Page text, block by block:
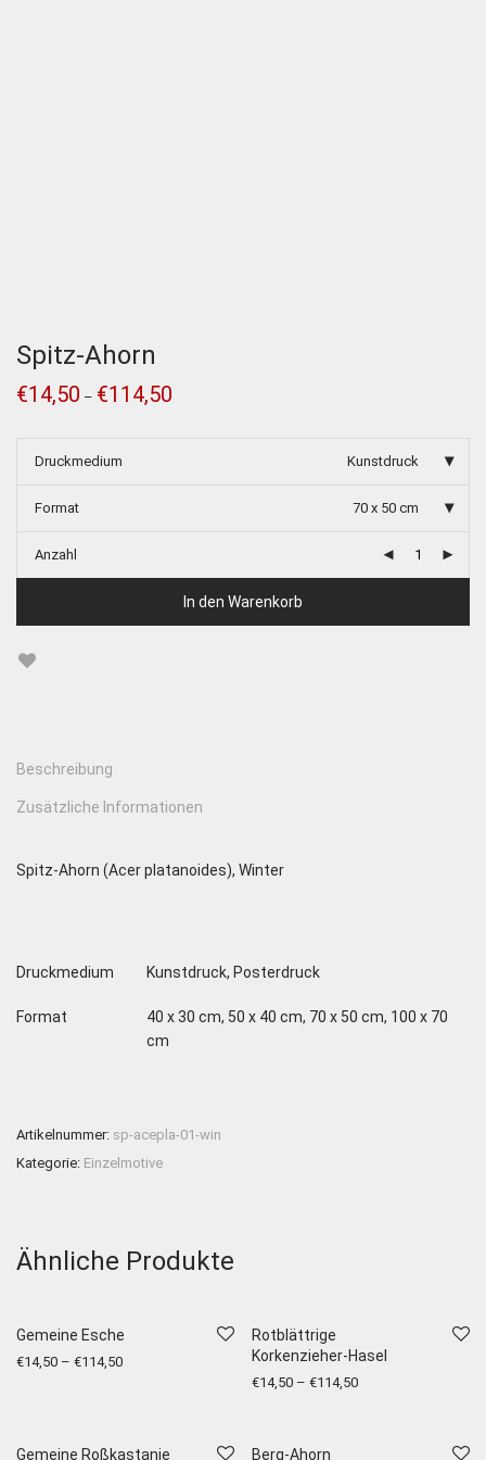
Spitz-Ahorn
€14,50 – €114,50
Druckmedium Kunstdruck
Format 70 x 50 cm
Anzahl
In den Warenkorb
Beschreibung
Zusätzliche Informationen
Spitz-Ahorn (Acer platanoides), Winter
Druckmedium Kunstdruck, Posterdruck
Format
40 x 30 cm, 50 x 40 cm, 70 x 50 cm, 100 x 70
cm
Artikelnummer: sp-acepla-01-win
Kategorie: Einzelmotive
Ähnliche Produkte
Gemeine Esche
€14,50 – €114,50
Rotblättrige
Korkenzieher-Hasel
€14,50 – €114,50
Gemeine Roßkastanie Berg-Ahorn